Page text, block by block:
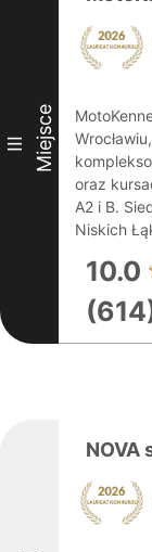
III Miejsce
oraz
A2 i B.
Niskich
10.0
NOVA